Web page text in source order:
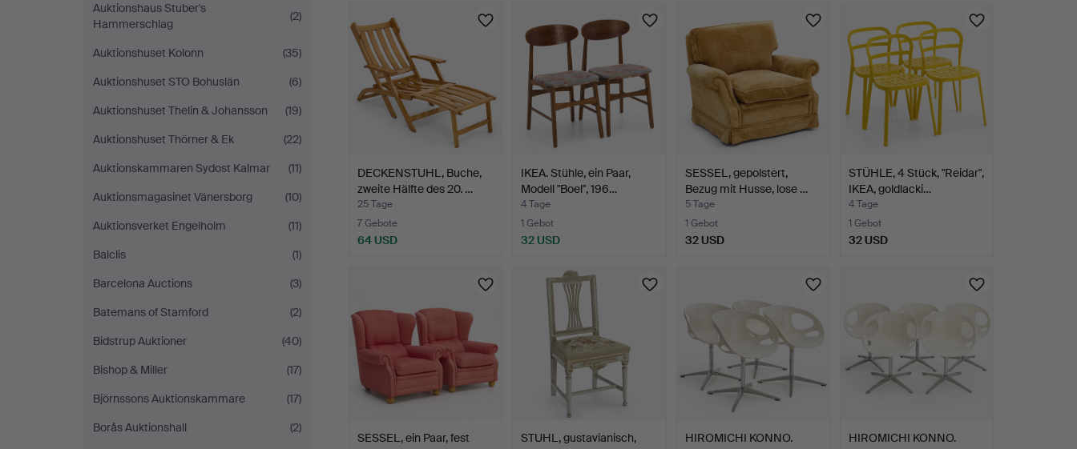
Auktionshaus Stuber's
Hammerschlag
(2)
Auktionshuset Kolonn
(35)
Auktionshuset STO Bohuslän
(6)
Auktionshuset Thelin & Johansson
(19)
Auktionshuset Thörner & Ek
(22)
Auktionskammaren Sydost Kalmar
(11)
Auktionsmagasinet Vänersborg
(10)
Auktionsverket Engelholm
(11)
Balclis
(1)
Barcelona Auctions
(3)
Batemans of Stamford
(2)
Bidstrup Auktioner
(40)
Bishop & Miller
(17)
Björnssons Auktionskammare
(17)
Borås Auktionshall
(2)
DECKENSTUHL, Buche,
zweite Hälfte des 20. …
25 Tage
7 Gebote
64 USD
IKEA. Stühle, ein Paar,
Modell "Boel", 196…
4 Tage
1 Gebot
32 USD
SESSEL, gepolstert,
Bezug mit Husse, lose …
5 Tage
1 Gebot
32 USD
STÜHLE, 4 Stück, "Reidar",
IKEA, goldlacki…
4 Tage
1 Gebot
32 USD
SESSEL, ein Paar, fest
STUHL, gustavianisch,
HIROMICHI KONNO.
HIROMICHI KONNO.